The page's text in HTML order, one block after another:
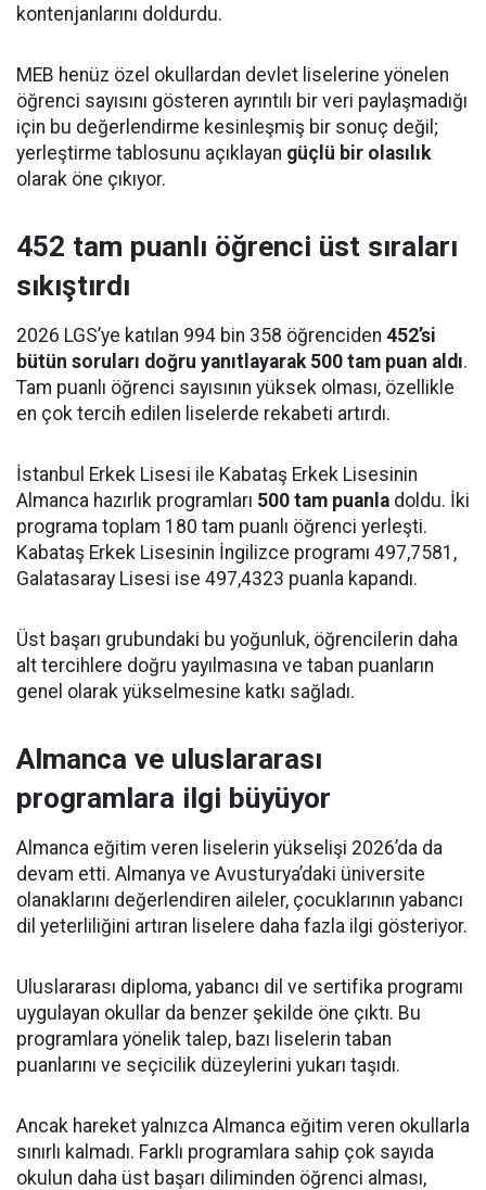
kontenjanlarını doldurdu.
MEB henüz özel okullardan devlet liselerine yönelen
öğrenci sayısını gösteren ayrıntılı bir veri paylaşmadığı
için bu değerlendirme kesinleşmiş bir sonuç değil;
yerleştirme tablosunu açıklayan güçlü bir olasılık
olarak öne çıkıyor.
452 tam puanlı öğrenci üst sıraları
sıkıştırdı
2026 LGS’ye katılan 994 bin 358 öğrenciden 452’si
bütün soruları doğru yanıtlayarak 500 tam puan aldı.
Tam puanlı öğrenci sayısının yüksek olması, özellikle
en çok tercih edilen liselerde rekabeti artırdı.
İstanbul Erkek Lisesi ile Kabataş Erkek Lisesinin
Almanca hazırlık programları 500 tam puanla doldu. İki
programa toplam 180 tam puanlı öğrenci yerleşti.
Kabataş Erkek Lisesinin İngilizce programı 497,7581,
Galatasaray Lisesi ise 497,4323 puanla kapandı.
Üst başarı grubundaki bu yoğunluk, öğrencilerin daha
alt tercihlere doğru yayılmasına ve taban puanların
genel olarak yükselmesine katkı sağladı.
Almanca ve uluslararası
programlara ilgi büyüyor
Almanca eğitim veren liselerin yükselişi 2026’da da
devam etti. Almanya ve Avusturya’daki üniversite
olanaklarını değerlendiren aileler, çocuklarının yabancı
dil yeterliliğini artıran liselere daha fazla ilgi gösteriyor.
Uluslararası diploma, yabancı dil ve sertifika programı
uygulayan okullar da benzer şekilde öne çıktı. Bu
programlara yönelik talep, bazı liselerin taban
puanlarını ve seçicilik düzeylerini yukarı taşıdı.
Ancak hareket yalnızca Almanca eğitim veren okullarla
sınırlı kalmadı. Farklı programlara sahip çok sayıda
okulun daha üst başarı diliminden öğrenci alması,